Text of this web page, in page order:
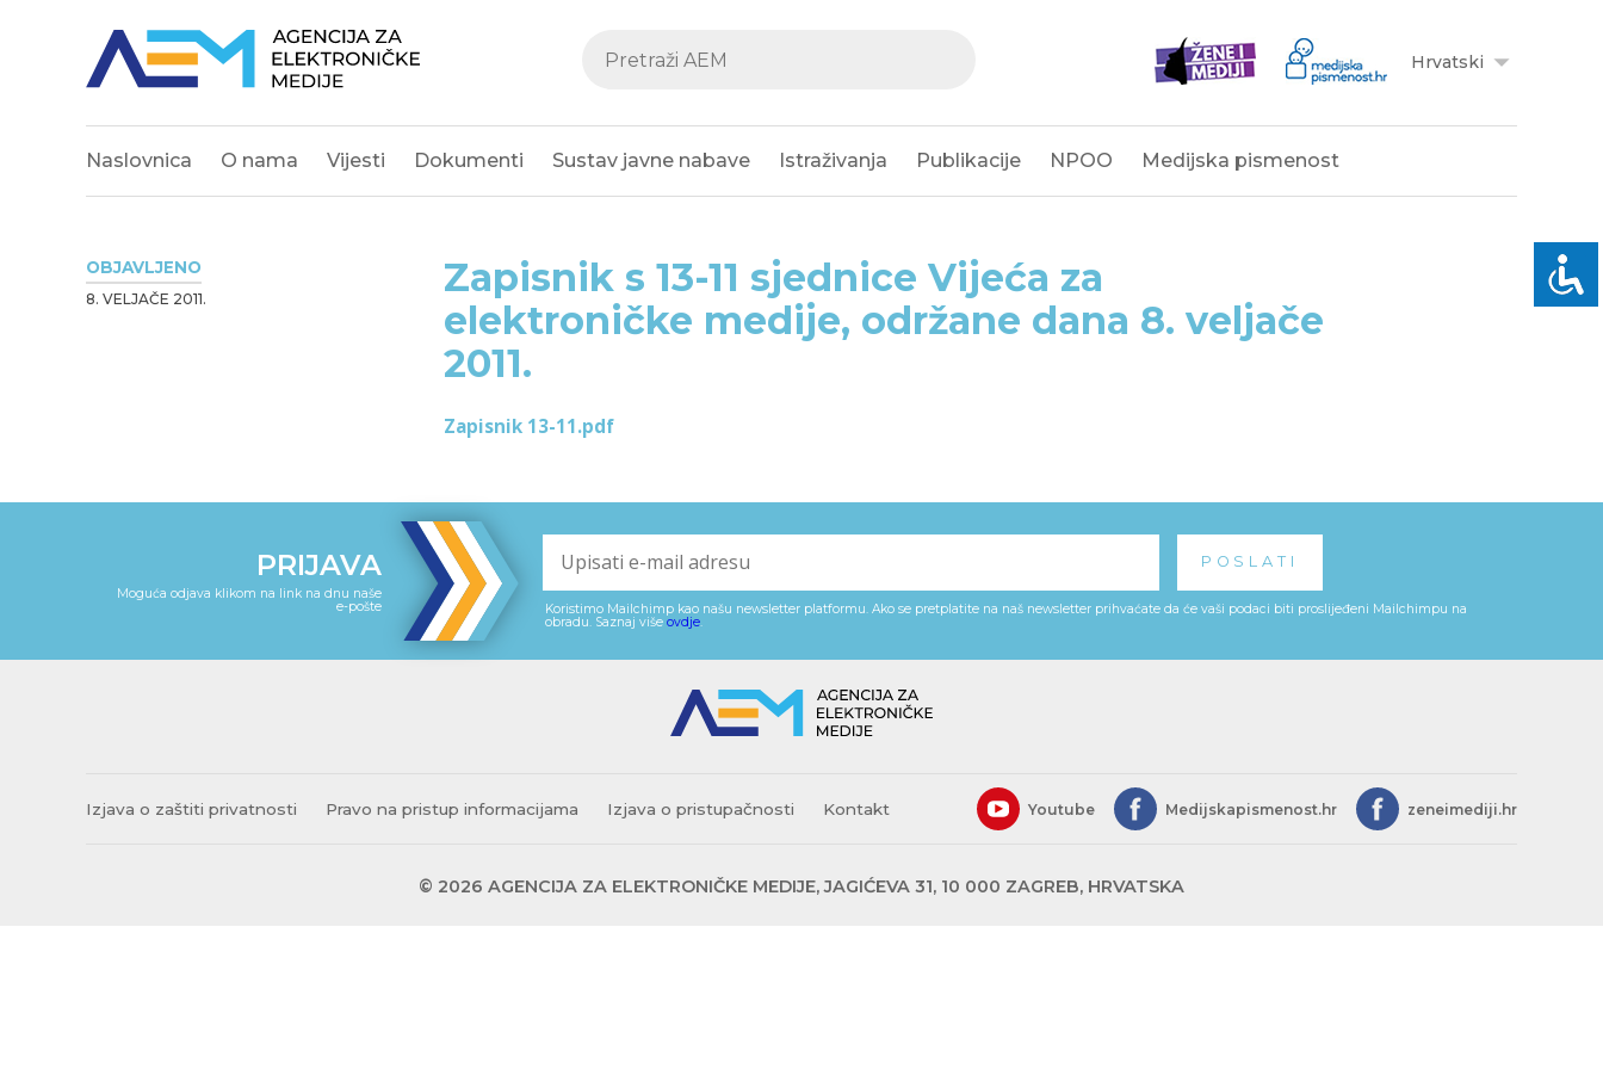
Hrvatski
Naslovnica O nama Vijesti Dokumenti Sustav javne nabave Istraživanja Publikacije NPOO Medijska pismenost
OBJAVLJENO
8. VELJAČE 2011.
Zapisnik s 13-11 sjednice Vijeća za
elektroničke medije, održane dana 8. veljače
2011.
Zapisnik 13-11.pdf
PRIJAVA
Moguća odjava klikom na link na dnu naše
e-pošte
Koristimo Mailchimp kao našu newsletter platformu. Ako se pretplatite na naš newsletter prihvaćate da će vaši podaci biti proslijeđeni Mailchimpu na
obradu. Saznaj više ovdje.
Izjava o zaštiti privatnosti Pravo na pristup informacijama Izjava o pristupačnosti Kontakt Youtube Medijskapismenost.hr zeneimediji.hr
© 2026 AGENCIJA ZA ELEKTRONIČKE MEDIJE, JAGIĆEVA 31, 10 000 ZAGREB, HRVATSKA